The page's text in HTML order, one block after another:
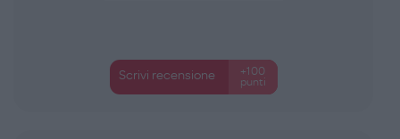
Scrivi recensione
+100
punti